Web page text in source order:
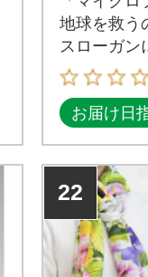
地球を救う
スローガン
んでいます
お届け日
22